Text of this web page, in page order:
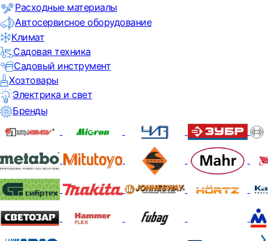
Расходные материалы
Автосервисное оборудование
Климат
Садовая техника
Садовый инструмент
Хозтовары
Электрика и свет
Бренды